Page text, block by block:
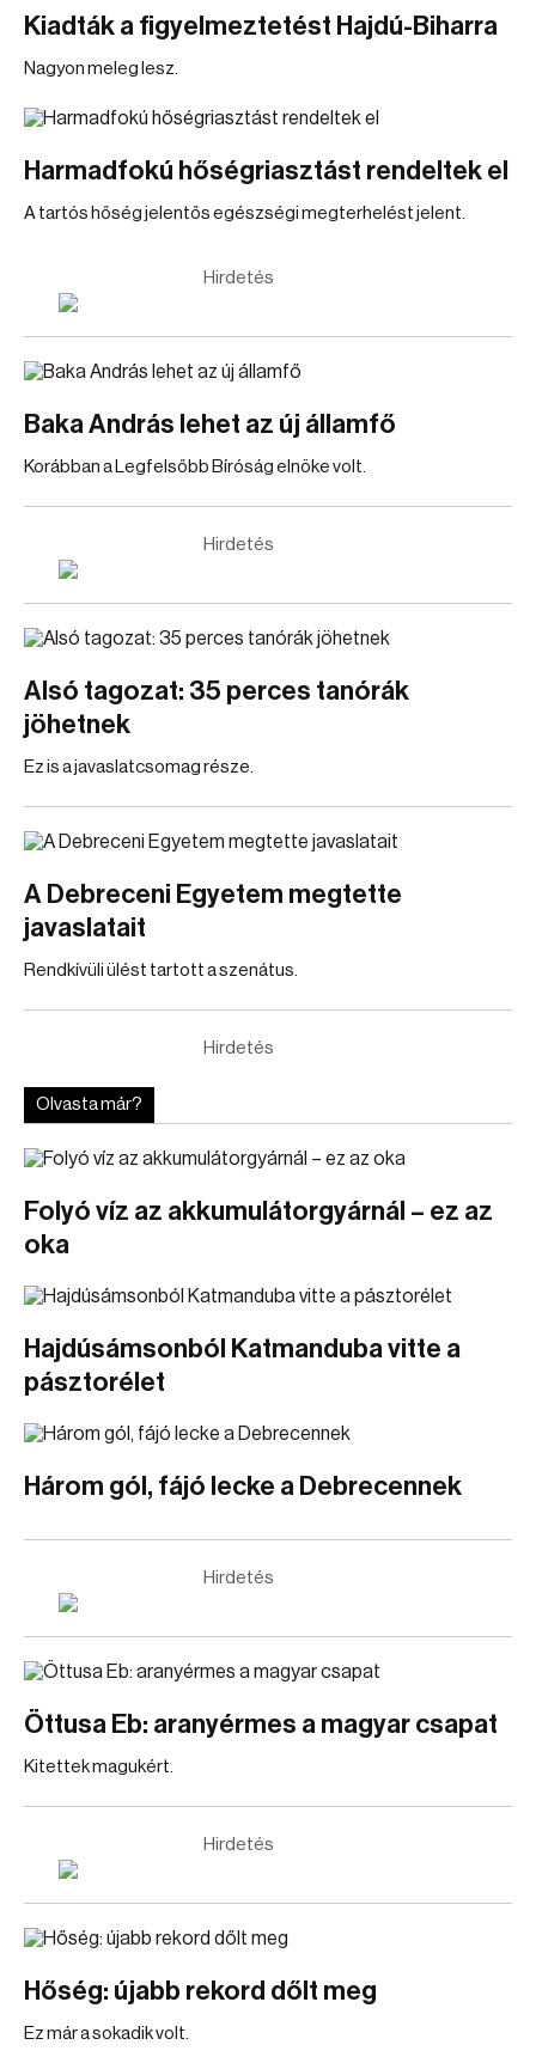
Kiadták a figyelmeztetést Hajdú-Biharra
Nagyon meleg lesz.
Harmadfokú hőségriasztást rendeltek el
A tartós hőség jelentős egészségi megterhelést jelent.
Hirdetés
Baka András lehet az új államfő
Korábban a Legfelsőbb Bíróság elnöke volt.
Hirdetés
Alsó tagozat: 35 perces tanórák
jöhetnek
Ez is a javaslatcsomag része.
A Debreceni Egyetem megtette
javaslatait
Rendkívüli ülést tartott a szenátus.
Hirdetés
Olvasta már?
Folyó víz az akkumulátorgyárnál – ez az
oka
Hajdúsámsonból Katmanduba vitte a
pásztorélet
Három gól, fájó lecke a Debrecennek
Hirdetés
Öttusa Eb: aranyérmes a magyar csapat
Kitettek magukért.
Hirdetés
Hőség: újabb rekord dőlt meg
Ez már a sokadik volt.